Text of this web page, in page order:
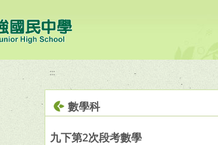
:::
數學科
九下第2次段考數學